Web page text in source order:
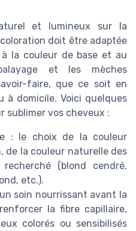
et lumineux sur la
doit être adaptée
la couleur de base et au
et les mèches
faire, que ce soit en
à domicile. Voici quelques
sublimer vos cheveux :
: le choix de la couleur
de la couleur naturelle des
(blond cendré,
etc.).
soin nourrissant avant la
la fibre capillaire,
colorés ou sensibilisés